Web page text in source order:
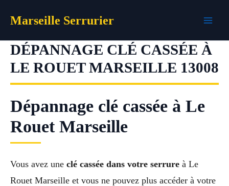
Marseille Serrurier
DÉPANNAGE CLÉ CASSÉE À
LE ROUET MARSEILLE 13008
Dépannage clé cassée à Le
Rouet Marseille
Vous avez une clé cassée dans votre serrure à Le
Rouet Marseille et vous ne pouvez plus accéder à votre